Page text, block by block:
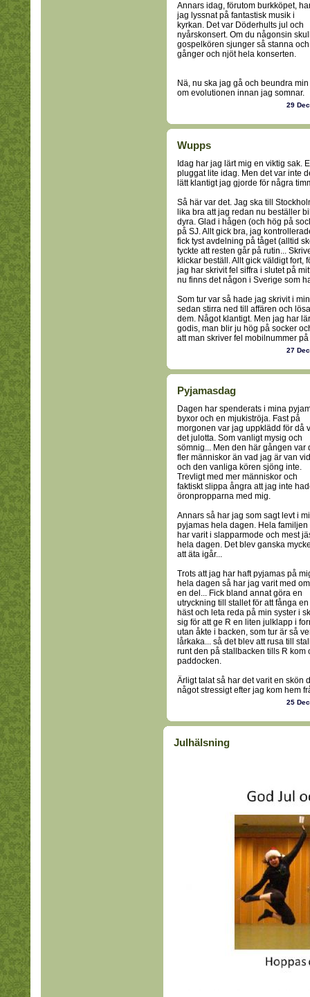
Annars idag, förutom burkköpet,
jag lyssnat på fantastisk musik i
kyrkan. Det var Döderhults jul och
nyårskonsert. Om du någonsin
gospelkören sjunger så stanna
gånger och njöt hela konserten.
Nä, nu ska jag gå och beundra
om evolutionen innan jag somnar.
29
Wupps
Idag har jag lärt mig en viktig sak.
pluggat lite idag. Men det var inte
lätt klantigt jag gjorde för några
Så här var det. Jag ska till
lika bra att jag redan nu beställer
dyra. Glad i hågen (och hög på
på SJ. Allt gick bra, jag
fick tyst avdelning på tåget (alltid
tyckte att resten går på rutin...
klickar beställ. Allt gick väldigt fort,
jag har skrivit fel siffra i slutet på
nu finns det någon i Sverige som
Som tur var så hade jag skrivit i
sedan stirra ned till affären och
dem. Något klantigt. Men jag har
godis, man blir ju hög på socker
att man skriver fel mobilnummer
27
Pyjamasdag
Dagen har spenderats i mina
byxor och en mjukiströja. Fast på
morgonen var jag uppklädd för då
det julotta. Som vanligt mysig och
sömnig... Men den här gången var
fler människor än vad jag är van vid
och den vanliga kören sjöng inte.
Trevligt med mer människor och
faktiskt slippa ångra att jag inte
öronpropparna med mig.
Annars så har jag som sagt levt i
pyjamas hela dagen. Hela familjen
har varit i slapparmode och mest
hela dagen. Det blev ganska
att äta igår...
Trots att jag har haft pyjamas på
hela dagen så har jag varit med om
en del... Fick bland annat göra en
utryckning till stallet för att fånga en
häst och leta reda på min syster i
sig för att ge R en liten julklapp i
utan åkte i backen, som tur är så
lårkaka... så det blev att rusa till
runt den på stallbacken tills R kom
paddocken.
Ärligt talat så har det varit en skön
något stressigt efter jag kom hem
25
Julhälsning